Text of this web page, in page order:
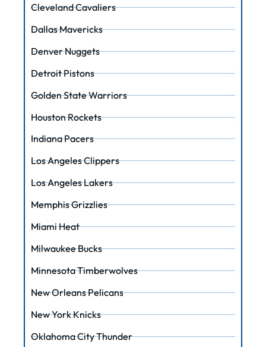
Cleveland Cavaliers
Dallas Mavericks
Denver Nuggets
Detroit Pistons
Golden State Warriors
Houston Rockets
Indiana Pacers
Los Angeles Clippers
Los Angeles Lakers
Memphis Grizzlies
Miami Heat
Milwaukee Bucks
Minnesota Timberwolves
New Orleans Pelicans
New York Knicks
Oklahoma City Thunder